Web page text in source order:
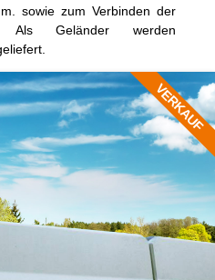
sowie zum Verbinden der
Als Geländer werden
VERKAUF